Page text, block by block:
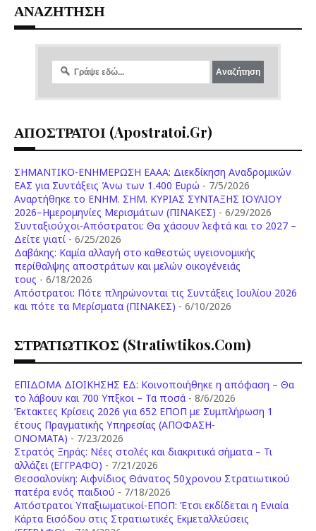
ΑΝΑΖΗΤΗΣΗ
ΑΠΟΣΤΡΑΤΟΙ (apostratoi.gr)
ΣΗΜΑΝΤΙΚΟ-ΕΝΗΜΕΡΩΣΗ ΕΑΑΑ: Διεκδίκηση Αναδρομικών
ΕΑΣ για Συντάξεις Άνω των 1.400 Ευρώ - 7/5/2026
Aναρτήθηκε το ENHM. ΣΗΜ. ΚΥΡΙΑΣ ΣΥΝΤΑΞΗΣ ΙΟΥΛΙΟΥ
2026–Ημερομηνίες Μερισμάτων (ΠΙΝΑΚΕΣ) - 6/29/2026
Συνταξιούχοι-Απόστρατοι: Θα χάσουν λεφτά και το 2027 –
Δείτε γιατί - 6/25/2026
Δαβάκης: Καμία αλλαγή στο καθεστώς υγειονομικής
περίθαλψης αποστράτων και μελών οικογένειάς
τους - 6/18/2026
Aπόστρατοι: Πότε πληρώνονται τις Συντάξεις Ιουλίου 2026
και πότε τα Μερίσματα (ΠΙΝΑΚΕΣ) - 6/10/2026
ΣΤΡΑΤΙΩΤΙΚΟΣ (stratiwtikos.com)
ΕΠΙΔΟΜΑ ΔΙΟΙΚΗΣΗΣ ΕΔ: Κοινοποιήθηκε η απόφαση – Θα
το λάβουν και 700 Υπξκοι – Τα ποσά - 8/6/2026
Έκτακτες Κρίσεις 2026 για 652 ΕΠΟΠ με Συμπλήρωση 1
έτους Πραγματικής Υπηρεσίας (ΑΠΟΦΑΣΗ-
ONOMATA) - 7/23/2026
Στρατός Ξηράς: Νέες στολές και διακριτικά σήματα – Τι
αλλάζει (ΕΓΓΡΑΦΟ) - 7/21/2026
Θεσσαλονίκη: Αιφνίδιος Θάνατος 50χρονου Στρατιωτικού
πατέρα ενός παιδιού - 7/18/2026
Απόστρατοι Υπαξιωματικοί-ΕΠΟΠ: Έτσι εκδίδεται η Ενιαία
Κάρτα Εισόδου στις Στρατιωτικές Εκμεταλλεύσεις